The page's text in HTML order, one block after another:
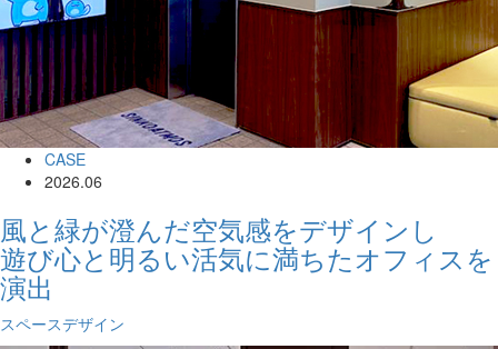
CASE
2026.06
風と緑が澄んだ空気感をデザインし
遊び心と明るい活気に満ちたオフィスを
演出
スペースデザイン